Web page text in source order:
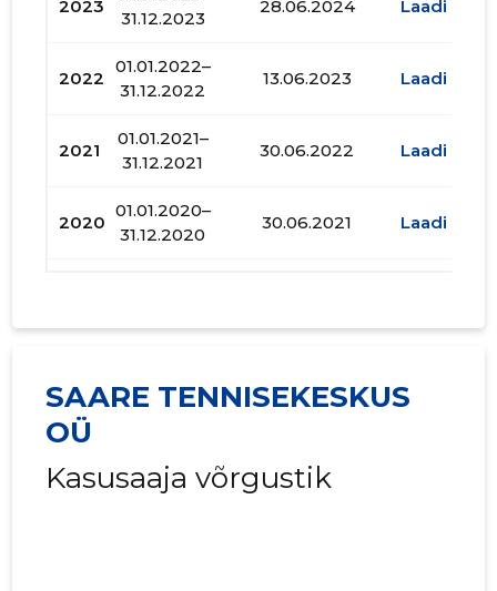
2023
31.12.2023
28.06.2024 Laadi alla
2022
01.01.2022–
31.12.2022
13.06.2023 Laadi alla
2021
01.01.2021–
31.12.2021
30.06.2022 Laadi alla
2020
01.01.2020–
31.12.2020
30.06.2021 Laadi alla
2017
01.01.2016–
SAARE TENNISEKESKUS
OÜ
Kasusaaja võrgustik